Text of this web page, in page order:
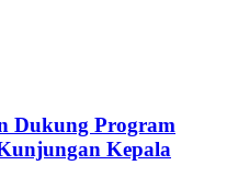
Dukung Program
Kepala